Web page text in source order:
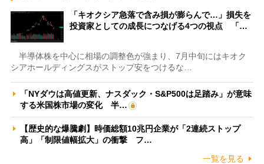
「キオクシア急落で含み損が膨らんで…」損失を
投資家としての成長につなげる4つの視点 「…
半導体株を中心に相場の調整色が強まり、7月中旬にはキオク
シアホールディングスがストップ安をつけるな…
「NYダウは高値更新、ナスダック・S&P500は足踏み」が意味
する米国株市場の変化 半…
【歴史的な爆騰劇】時価総額10兆円企業が「2連続ストップ
高」「制限値幅拡大」の衝撃 フ…
一覧を見る